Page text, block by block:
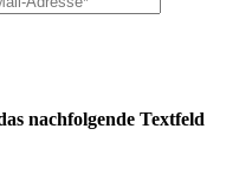
nachfolgende Textfeld